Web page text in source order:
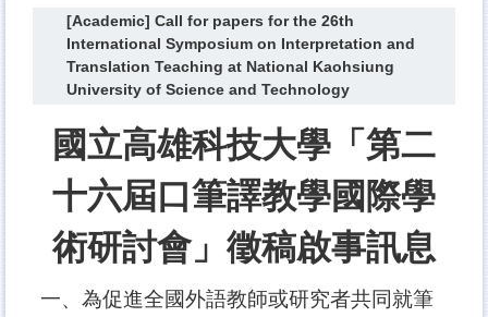
[Academic] Call for papers for the 26th
International Symposium on Interpretation and
Translation Teaching at National Kaohsiung
University of Science and Technology
國立高雄科技大學「第二
十六屆口筆譯教學國際學
術研討會」徵稿啟事訊息
一、為促進全國外語教師或研究者共同就筆